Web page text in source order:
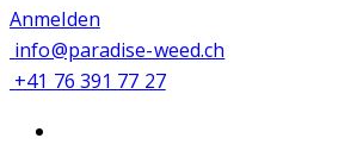
Anmelden
info@paradise-weed.ch
+41 76 391 77 27